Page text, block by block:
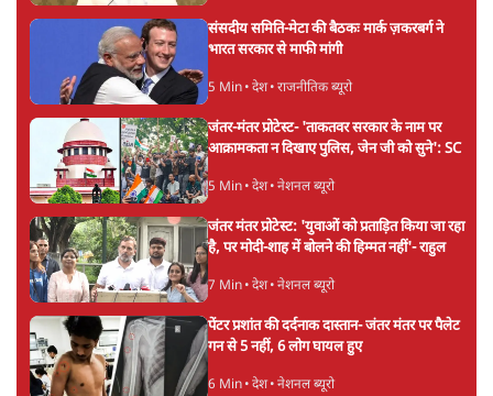
संसदीय समिति-मेटा की बैठकः मार्क ज़करबर्ग ने
भारत सरकार से माफी मांगी
5 Min• देश• राजनीतिक ब्यूरो
जंतर-मंतर प्रोटेस्ट- 'ताकतवर सरकार के नाम पर
आक्रामकता न दिखाए पुलिस, जेन जी को सुने': SC
5 Min• देश• नेशनल ब्यूरो
जंतर मंतर प्रोटेस्ट: 'युवाओं को प्रताड़ित किया जा रहा
है, पर मोदी-शाह में बोलने की हिम्मत नहीं'- राहुल
7 Min• देश• नेशनल ब्यूरो
पेंटर प्रशांत की दर्दनाक दास्तान- जंतर मंतर पर पैलेट
गन से 5 नहीं, 6 लोग घायल हुए
6 Min• देश• नेशनल ब्यूरो